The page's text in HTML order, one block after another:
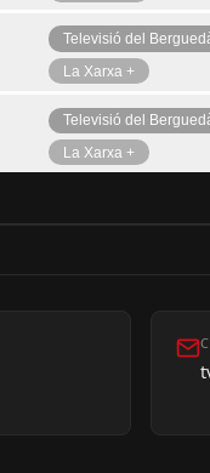
Televisió del
La Xarxa +
Televisió del
La Xarxa +